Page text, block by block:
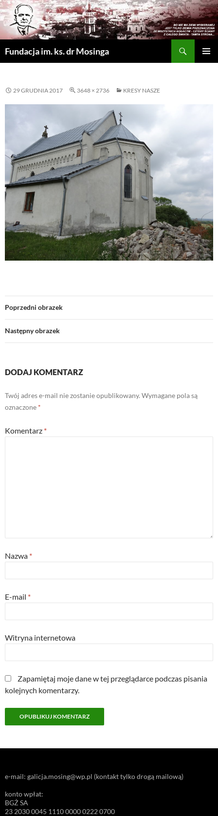
Fundacja im. ks. dr Mosinga
29 GRUDNIA 2017 3648 × 2736 KRESY NASZE
Poprzedni obrazek
Następny obrazek
DODAJ KOMENTARZ
Twój adres e-mail nie zostanie opublikowany. Wymagane pola są
oznaczone *
Komentarz *
Nazwa *
E-mail *
Witryna internetowa
Zapamiętaj moje dane w tej przeglądarce podczas pisania
kolejnych komentarzy.
e-mail: galicja.mosing@wp.pl (kontakt tylko drogą mailową)
konto wpłat:
BGŻ SA
23 2030 0045 1110 0000 0222 0700